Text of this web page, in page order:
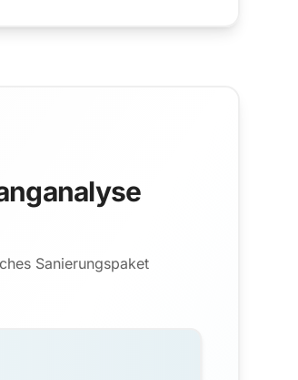
Sanierungspaket